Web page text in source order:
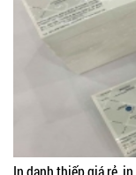
In danh thiếp giá rẻ,